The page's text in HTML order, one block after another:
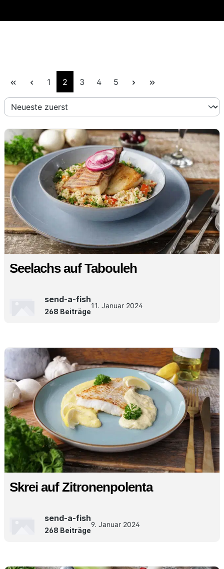
Seite
1 Seite
2 Seite
3 Seite
4 Seite
5
Seelachs auf Tabouleh
send-a-fish
268 Beiträge
11. Januar 2024
Skrei auf Zitronenpolenta
send-a-fish
268 Beiträge
9. Januar 2024